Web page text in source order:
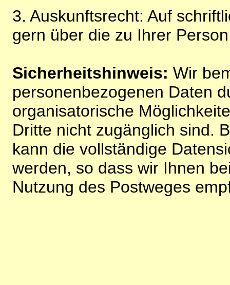
3. Auskunftsrecht: Auf
gern über die zu Ihrer
Sicherheitshinweis: Wir
personenbezogenen Daten
organisatorische
Dritte nicht zugänglich sind.
kann die vollständige
werden, so dass wir Ihnen
Nutzung des Postweges